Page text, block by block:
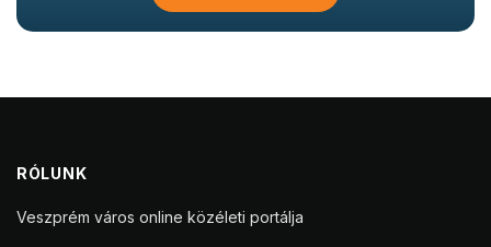
RÓLUNK
Veszprém város online közéleti portálja